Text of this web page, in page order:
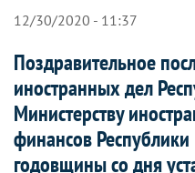
12/30/2020 - 11:37
Поздравительное
иностранных дел
Министерству
финансов
годовщины со дня